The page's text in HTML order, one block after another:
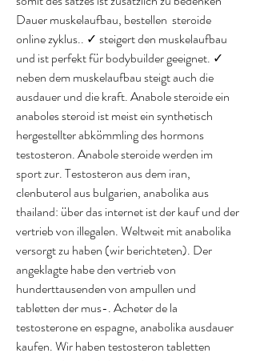
Dauer muskelaufbau, bestellen  steroide
online zyklus.. ✓ steigert den muskelaufbau
und ist perfekt für bodybuilder geeignet. ✓
neben dem muskelaufbau steigt auch die
ausdauer und die kraft. Anabole steroide ein
anaboles steroid ist meist ein synthetisch
hergestellter abkömmling des hormons
testosteron. Anabole steroide werden im
sport zur. Testosteron aus dem iran,
clenbuterol aus bulgarien, anabolika aus
thailand: über das internet ist der kauf und der
vertrieb von illegalen. Weltweit mit anabolika
versorgt zu haben (wir berichteten). Der
angeklagte habe den vertrieb von
hunderttausenden von ampullen und
tabletten der mus-. Acheter de la
testosterone en espagne, anabolika ausdauer
kaufen. Wir haben testosteron tabletten